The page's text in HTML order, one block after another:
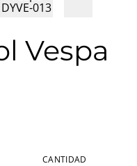
Vespa
CANTIDAD